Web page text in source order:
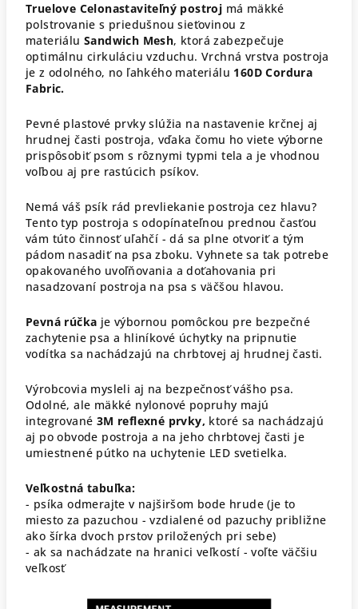
Truelove Celonastaviteľný postroj má mäkké
polstrovanie s priedušnou sieťovinou z
materiálu Sandwich Mesh, ktorá zabezpečuje
optimálnu cirkuláciu vzduchu. Vrchná vrstva postroja
je z odolného, no ľahkého materiálu 160D Cordura
Fabric.
Pevné plastové prvky slúžia na nastavenie krčnej aj
hrudnej časti postroja, vďaka čomu ho viete výborne
prispôsobiť psom s rôznymi typmi tela a je vhodnou
voľbou aj pre rastúcich psíkov.
Nemá váš psík rád prevliekanie postroja cez hlavu?
Tento typ postroja s odopínateľnou prednou časťou
vám túto činnosť uľahčí - dá sa plne otvoriť a tým
pádom nasadiť na psa zboku. Vyhnete sa tak potrebe
opakovaného uvoľňovania a doťahovania pri
nasadzovaní postroja na psa s väčšou hlavou.
Pevná rúčka je výbornou pomôckou pre bezpečné
zachytenie psa a hliníkové úchytky na pripnutie
vodítka sa nachádzajú na chrbtovej aj hrudnej časti.
Výrobcovia mysleli aj na bezpečnosť vášho psa.
Odolné, ale mäkké nylonové popruhy majú
integrované 3M reflexné prvky, ktoré sa nachádzajú
aj po obvode postroja a na jeho chrbtovej časti je
umiestnené pútko na uchytenie LED svetielka.
Veľkostná tabuľka:
- psíka odmerajte v najširšom bode hrude (je to
miesto za pazuchou - vzdialené od pazuchy približne
ako šírka dvoch prstov priložených pri sebe)
- ak sa nachádzate na hranici veľkostí - voľte väčšiu
veľkosť